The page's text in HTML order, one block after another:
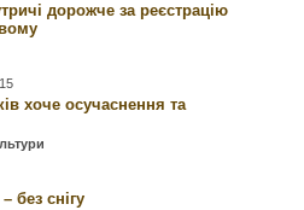
дорожче за реєстрацію
хоче осучаснення та
без снігу